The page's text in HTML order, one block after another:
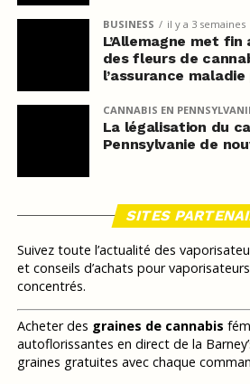
BUSINESS il y a 3 semaines
L’Allemagne met
des fleurs de
l’assurance
CANNABIS EN
La légalisation du
Pennsylvanie de
SITES
Suivez toute l’actualité des
et conseils d’achats pour
concentrés.
Acheter des graines de cannabis
autoflorissantes en direct de la
graines gratuites avec chaque